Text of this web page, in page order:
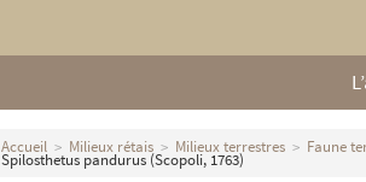
Accueil Milieux rétais Milieux terrestres Faune
Spilosthetus pandurus (Scopoli, 1763)